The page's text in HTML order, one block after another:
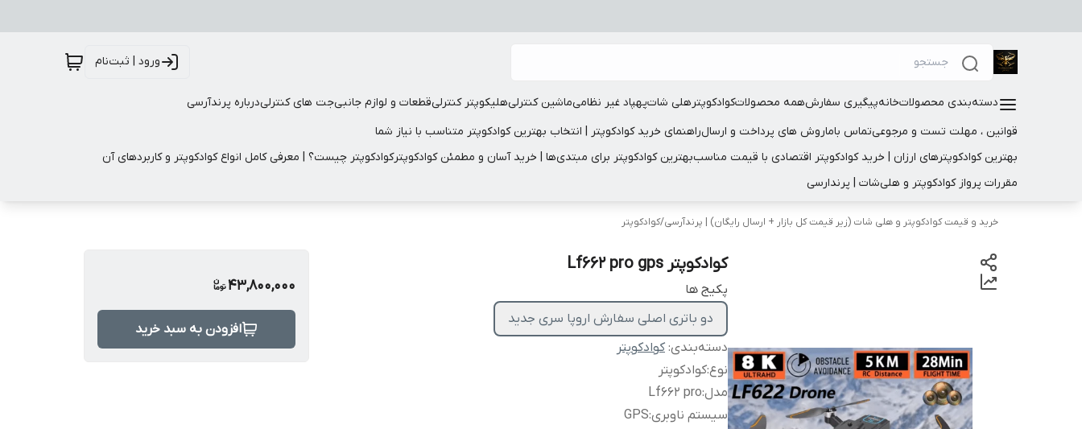
ورود | ثبت‌نام
دسته‌بندی محصولاتخانهپیگیری سفارشهمه محصولاتکوادکوپترهلی شاتپهپاد غیر نظامیماشین کنترلیهلیکوپتر کنترلیقطعات و لوازم جانبیجت های کنترلیدرباره پرندآرسی
قوانین ، مهلت تست و مرجوعیتماس باماروش های پرداخت و ارسالراهنمای خرید کوادکوپتر | انتخاب بهترین کوادکوپتر متناسب با نیاز شما
بهترین کوادکوپترهای ارزان | خرید کوادکوپتر اقتصادی با قیمت مناسببهترین کوادکوپتر برای مبتدی‌ها | خرید آسان و مطمئن کوادکوپترکوادکوپتر چیست؟ | معرفی کامل انواع کوادکوپتر و کاربردهای آن
مقررات پرواز کوادکوپتر و هلی‌شات | پرندارسی
​خرید و قیمت کوادکوپتر و هلی شات (زیر قیمت کل بازار + ارسال رایگان) | پرندآرسی/کوادکوپتر
کوادکوپتر Lf662 pro gps
پکیج ها
دو باتری اصلی سفارش اروپا سری جدید
دسته‌بندی: کوادکوپتر
نوع:کوادکوپتر
مدل:
Lf662 pro
سیستم ناوبری:
GPS
43,800,000
افزودن به سبد خرید